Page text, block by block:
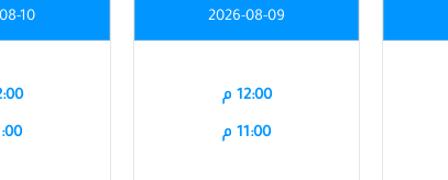
2026-08-09
12:00 م
11:00 م
10